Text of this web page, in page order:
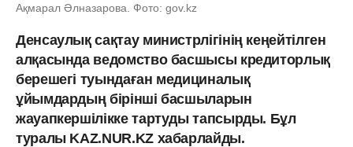
Ақмарал Әлназарова. Фото: gov.kz
Денсаулық сақтау министрлігінің кеңейтілген
алқасында ведомство басшысы кредиторлық
берешегі туындаған медициналық
ұйымдардың бірінші басшыларын
жауапкершілікке тартуды тапсырды. Бұл
туралы KAZ.NUR.KZ хабарлайды.